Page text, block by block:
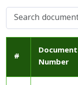
#
Number